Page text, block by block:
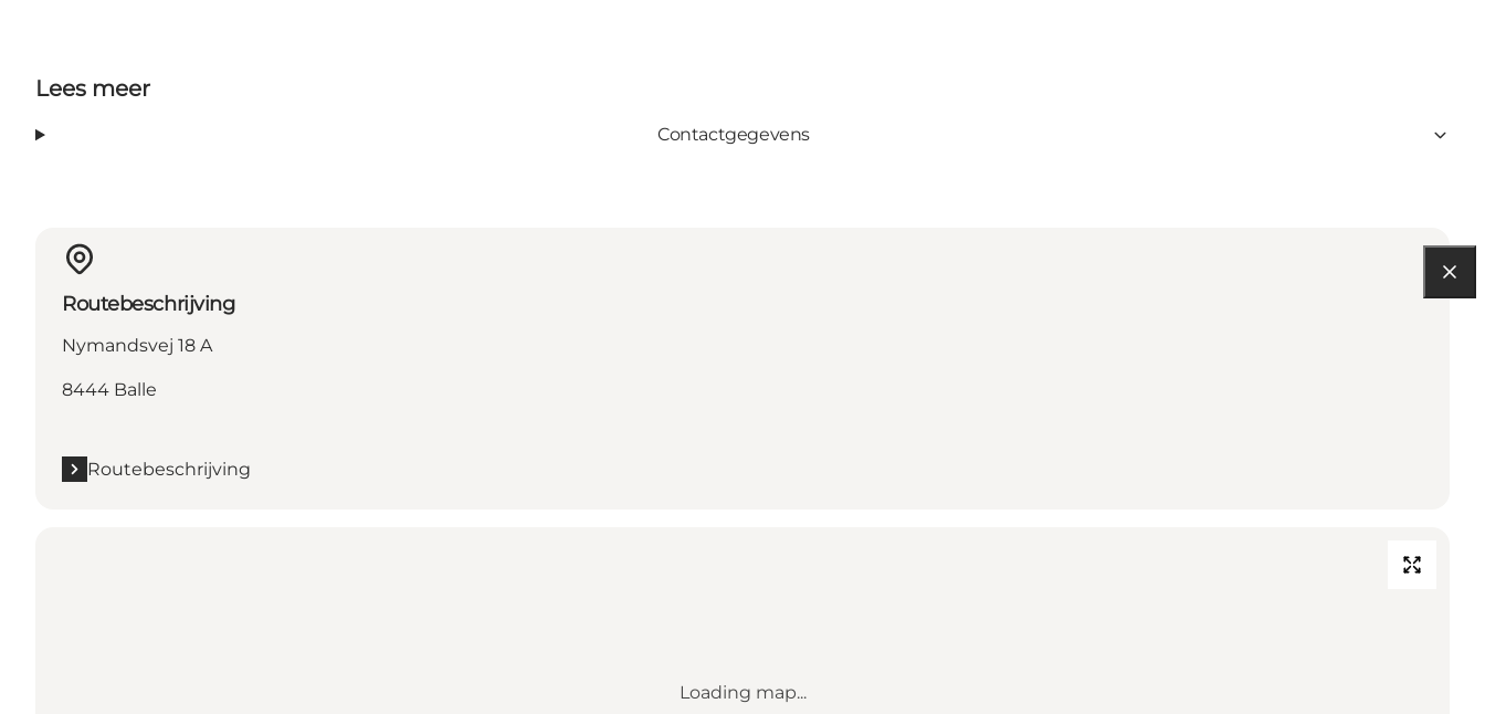
Lees meer
Contactgegevens
Routebeschrijving
Nymandsvej 18 A
8444 Balle
Routebeschrijving
Loading map...